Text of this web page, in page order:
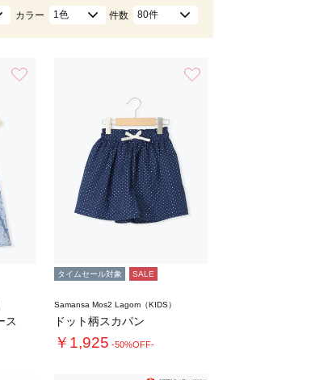
カラー 1色 件数 80件
ス
タイムセール対象 SALE
Samansa Mos2 Lagom（KIDS）
ドット柄スカパン
￥1,925 -50%OFF-